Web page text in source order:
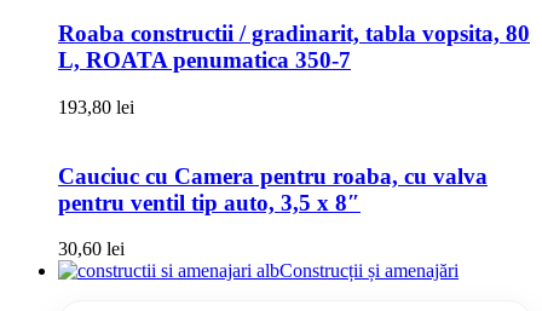
Roaba constructii / gradinarit, tabla vopsita, 80
L, ROATA penumatica 350-7
193,80 lei
Cauciuc cu Camera pentru roaba, cu valva
pentru ventil tip auto, 3,5 x 8″
30,60 lei
Construcții și amenajări